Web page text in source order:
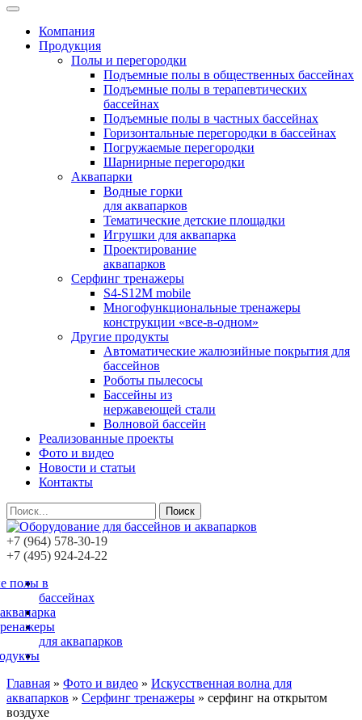
Компания
Продукция
Полы и перегородки
Подъемные полы в общественных бассейнах
Подъемные полы в терапевтических
бассейнах
Подъемные полы в частных бассейнах
Горизонтальные перегородки в бассейнах
Погружаемые перегородки
Шарнирные перегородки
Аквапарки
Водные горки
для аквапарков
Тематические детские площадки
Игрушки для аквапарка
Проектирование
аквапарков
Серфинг тренажеры
S4-S12M mobile
Многофункциональные тренажеры
конструкции «все-в-одном»
Другие продукты
Автоматические жалюзийные покрытия для
бассейнов
Роботы пылесосы
Бассейны из
нержавеющей стали
Волновой бассейн
Реализованные проекты
Фото и видео
Новости и статьи
Контакты
Поиск
+7 (964) 578-30-19
+7 (495) 924-24-22
полы в
бассейнах
для аквапарков
Главная » Фото и видео » Искусственная волна для
аквапарков » Серфинг тренажеры » серфинг на открытом
воздухе